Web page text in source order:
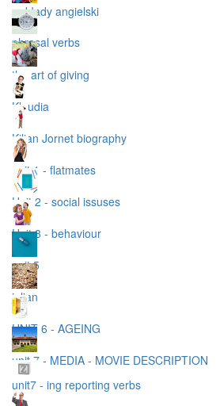
wykłady angielski
phrasal verbs
the art of giving
Klaudia
Kilian Jornet biography
unit 1 - flatmates
Unit 2 - social issuses
Unit 3 - behaviour
unit 5
julian
UNIT 6 - AGEING
unit 7 - MEDIA - MOVIE DESCRIPTION
unit7 - ing reporting verbs